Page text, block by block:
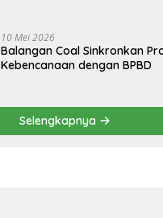
10 Mei 2026
Balangan Coal Sinkronkan
Kebencanaan dengan BPBD
Selengkapnya